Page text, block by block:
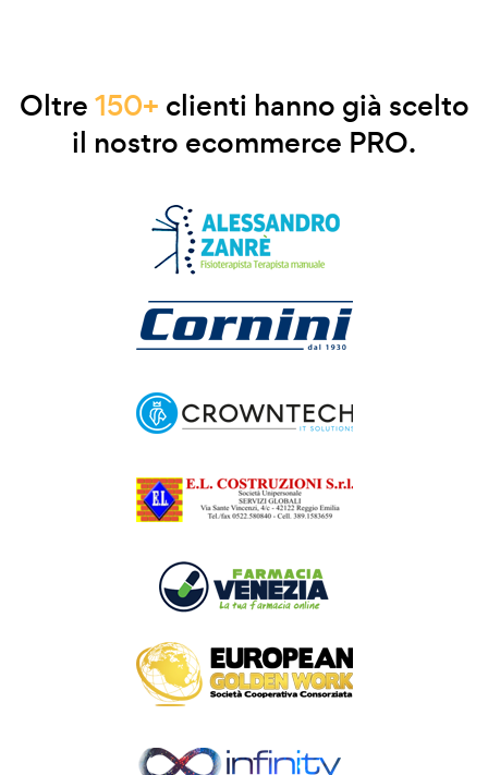
Oltre150+ clienti hanno già scelto
il nostro ecommerce PRO.